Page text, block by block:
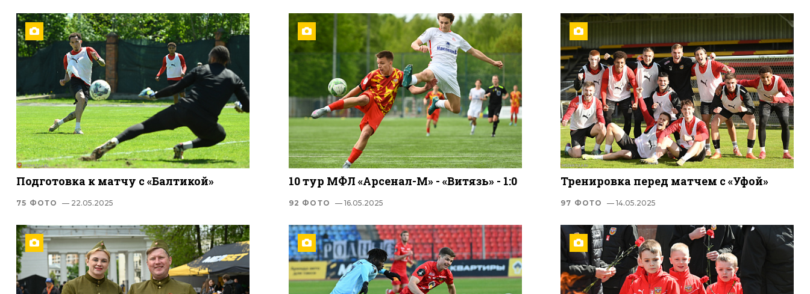
Подготовка к матчу с «Балтикой»
75 ФОТО — 22.05.2025
10 тур МФЛ «Арсенал-М» - «Витязь» - 1:0
92 ФОТО — 16.05.2025
Тренировка перед матчем с «Уфой»
97 ФОТО — 14.05.2025